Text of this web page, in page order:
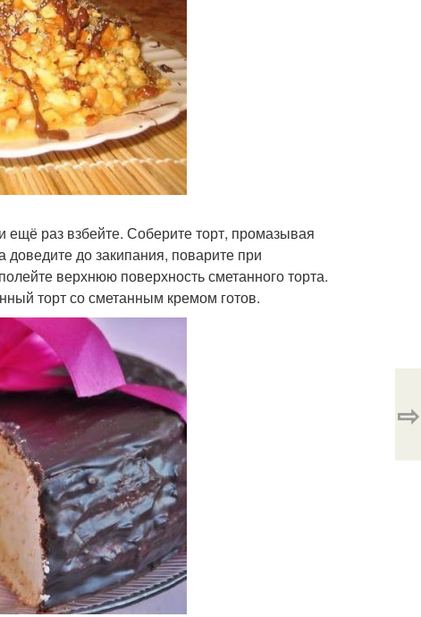
ещё раз взбейте. Соберите торт, промазывая
до закипания, поварите при
верхнюю поверхность сметанного торта.
торт со сметанным кремом готов.
⇨